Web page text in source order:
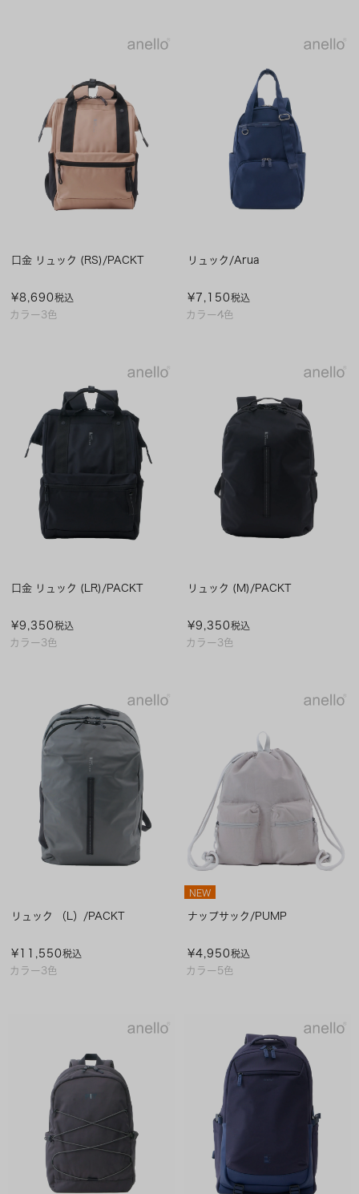
カラー3色
口金 リュック (RS)/PACKT
¥8,690税込
カラー4色
リュック/Arua
¥ 7,150税込
カラー3色
口金 リュック (LR)/PACKT
¥9,350税込
カラー3色
リュック (M)/PACKT
¥9,350税込
カラー3色
リュック （L）/PACKT
¥ 11,550税込
カラー5色
NEW
ナップサック/PUMP
¥4,950税込